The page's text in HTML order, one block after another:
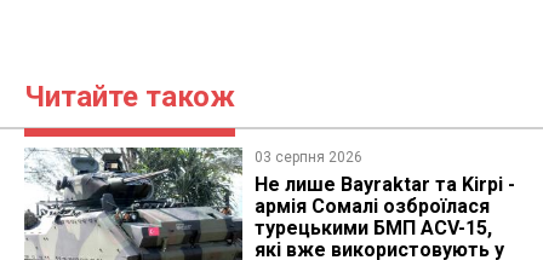
Читайте також
03 серпня 2026
Не лише Bayraktar та Kirpi -
армія Сомалі озброїлася
турецькими БМП ACV-15,
які вже використовують у